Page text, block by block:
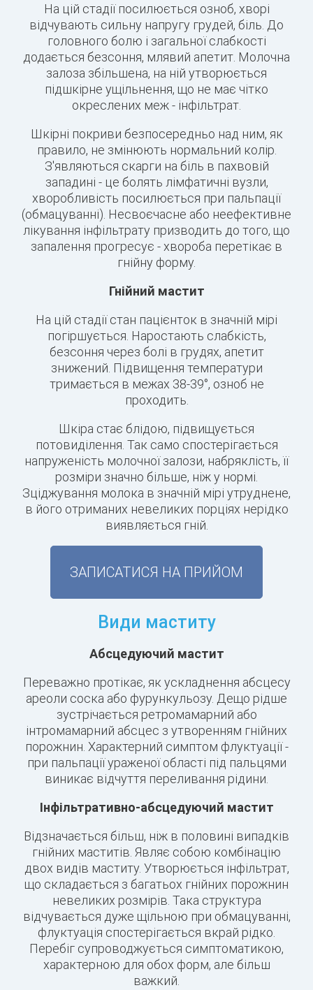
На цій стадії посилюється озноб, хворі
відчувають сильну напругу грудей, біль. До
головного болю і загальної слабкості
додається безсоння, млявий апетит. Молочна
залоза збільшена, на ній утворюється
підшкірне ущільнення, що не має чітко
окреслених меж - інфільтрат.
Шкірні покриви безпосередньо над ним, як
правило, не змінюють нормальний колір.
З'являються скарги на біль в пахвовій
западині - це болять лімфатичні вузли,
хворобливість посилюється при пальпації
(обмацуванні). Несвоєчасне або неефективне
лікування інфільтрату призводить до того, що
запалення прогресує - хвороба перетікає в
гнійну форму.
Гнійний мастит
На цій стадії стан пацієнток в значній мірі
погіршується. Наростають слабкість,
безсоння через болі в грудях, апетит
знижений. Підвищення температури
тримається в межах 38-39°, озноб не
проходить.
Шкіра стає блідою, підвищується
потовиділення. Так само спостерігається
напруженість молочної залози, набряклість, її
розміри значно більше, ніж у нормі.
Зціджування молока в значній мірі утруднене,
в його отриманих невеликих порціях нерідко
виявляється гній.
ЗАПИСАТИСЯ НА ПРИЙОМ
Види маститу
Абсцедуючий мастит
Переважно протікає, як ускладнення абсцесу
ареоли соска або фурункульозу. Дещо рідше
зустрічається ретромамарний або
інтромамарний абсцес з утворенням гнійних
порожнин. Характерний симптом флуктуації -
при пальпації ураженої області під пальцями
виникає відчуття переливання рідини.
Інфільтративно-абсцедуючий мастит
Відзначається більш, ніж в половині випадків
гнійних маститів. Являє собою комбінацію
двох видів маститу. Утворюється інфільтрат,
що складається з багатьох гнійних порожнин
невеликих розмірів. Така структура
відчувається дуже щільною при обмацуванні,
флуктуація спостерігається вкрай рідко.
Перебіг супроводжується симптоматикою,
характерною для обох форм, але більш
важкий.